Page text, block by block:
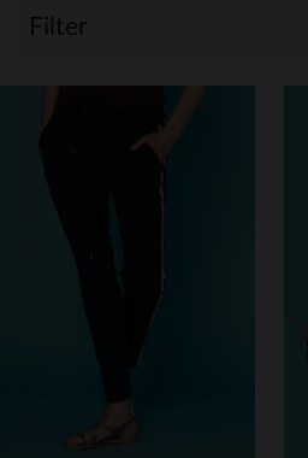
Filter